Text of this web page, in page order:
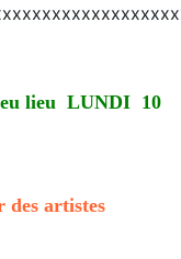
eu lieu LUNDI 10
des artistes